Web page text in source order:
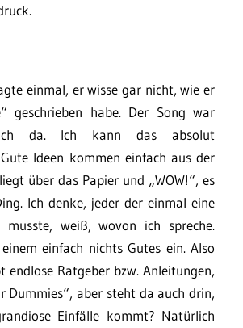
einmal, er wisse gar nicht, wie er
geschrieben habe. Der Song war
da. Ich kann das absolut
Ideen kommen einfach aus der
über das Papier und „WOW!“, es
Ich denke, jeder der einmal eine
musste, weiß, wovon ich spreche.
einfach nichts Gutes ein. Also
endlose Ratgeber bzw. Anleitungen,
Dummies“, aber steht da auch drin,
Einfälle kommt? Natürlich